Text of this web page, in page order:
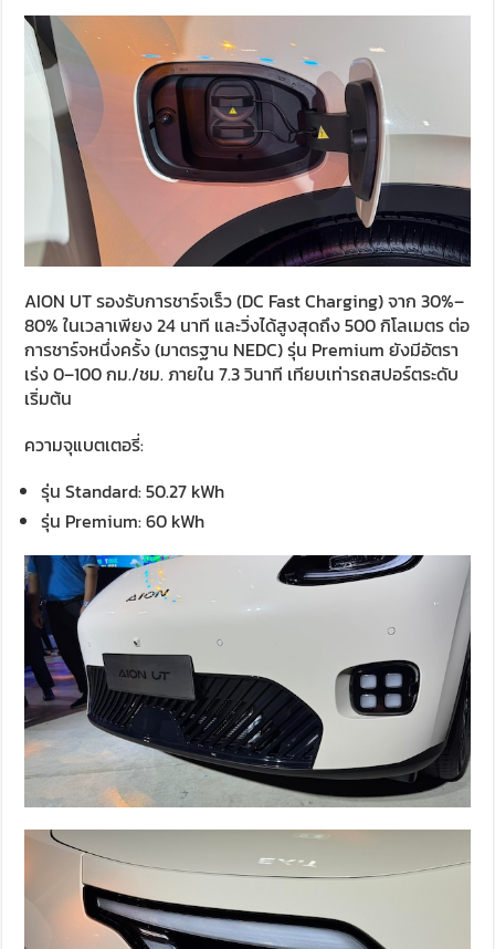
AION UT รองรับการชาร์จเร็ว (DC Fast Charging) จาก 30%–
80% ในเวลาเพียง 24 นาที และวิ่งได้สูงสุดถึง 500 กิโลเมตร ต่อ
การชาร์จหนึ่งครั้ง (มาตรฐาน NEDC) รุ่น Premium ยังมีอัตรา
เร่ง 0–100 กม./ชม. ภายใน 7.3 วินาที เทียบเท่ารถสปอร์ตระดับ
เริ่มต้น
ความจุแบตเตอรี่:
รุ่น Standard: 50.27 kWh
รุ่น Premium: 60 kWh